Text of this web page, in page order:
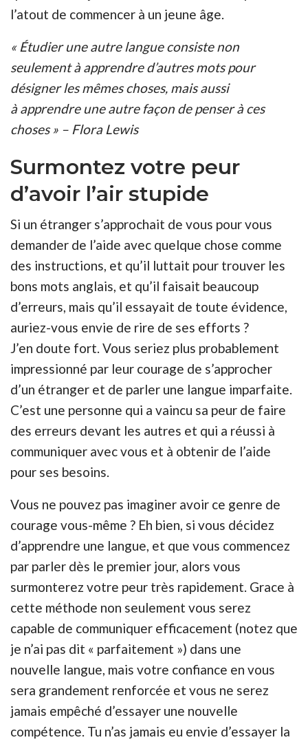
l’atout de commencer à un jeune âge.
« Étudier une autre langue consiste non
seulement à apprendre d’autres mots pour
désigner les mêmes choses, mais aussi
à apprendre une autre façon de penser à ces
choses » – Flora Lewis
Surmontez votre peur
d’avoir l’air stupide
Si un étranger s’approchait de vous pour vous
demander de l’aide avec quelque chose comme
des instructions, et qu’il luttait pour trouver les
bons mots anglais, et qu’il faisait beaucoup
d’erreurs, mais qu’il essayait de toute évidence,
auriez-vous envie de rire de ses efforts ?
J’en doute fort. Vous seriez plus probablement
impressionné par leur courage de s’approcher
d’un étranger et de parler une langue imparfaite.
C’est une personne qui a vaincu sa peur de faire
des erreurs devant les autres et qui a réussi à
communiquer avec vous et à obtenir de l’aide
pour ses besoins.
Vous ne pouvez pas imaginer avoir ce genre de
courage vous-même ? Eh bien, si vous décidez
d’apprendre une langue, et que vous commencez
par parler dès le premier jour, alors vous
surmonterez votre peur très rapidement. Grace à
cette méthode non seulement vous serez
capable de communiquer efficacement (notez que
je n’ai pas dit « parfaitement ») dans une
nouvelle langue, mais votre confiance en vous
sera grandement renforcée et vous ne serez
jamais empêché d’essayer une nouvelle
compétence. Tu n’as jamais eu envie d’essayer la